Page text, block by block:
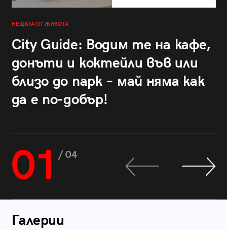
НЕЩАТА ОТ ЖИВОТА
City Guide: Водим те на кафе,
донъти и коктейли във или
близо до парк – май няма как
да е по-добър!
01 / 04
Галерии